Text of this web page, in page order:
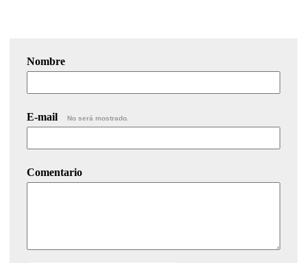
Nombre
E-mail No será mostrado.
Comentario